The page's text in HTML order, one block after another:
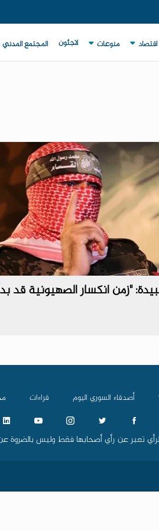
اقتصاد منوعات لاجئون المجتمع المدني
"زمن انكسار الصهيونية قد
أصدقاء السوري اليوم قراءات
تعبر عن رأي أصحابها فقط وليس بالضروة